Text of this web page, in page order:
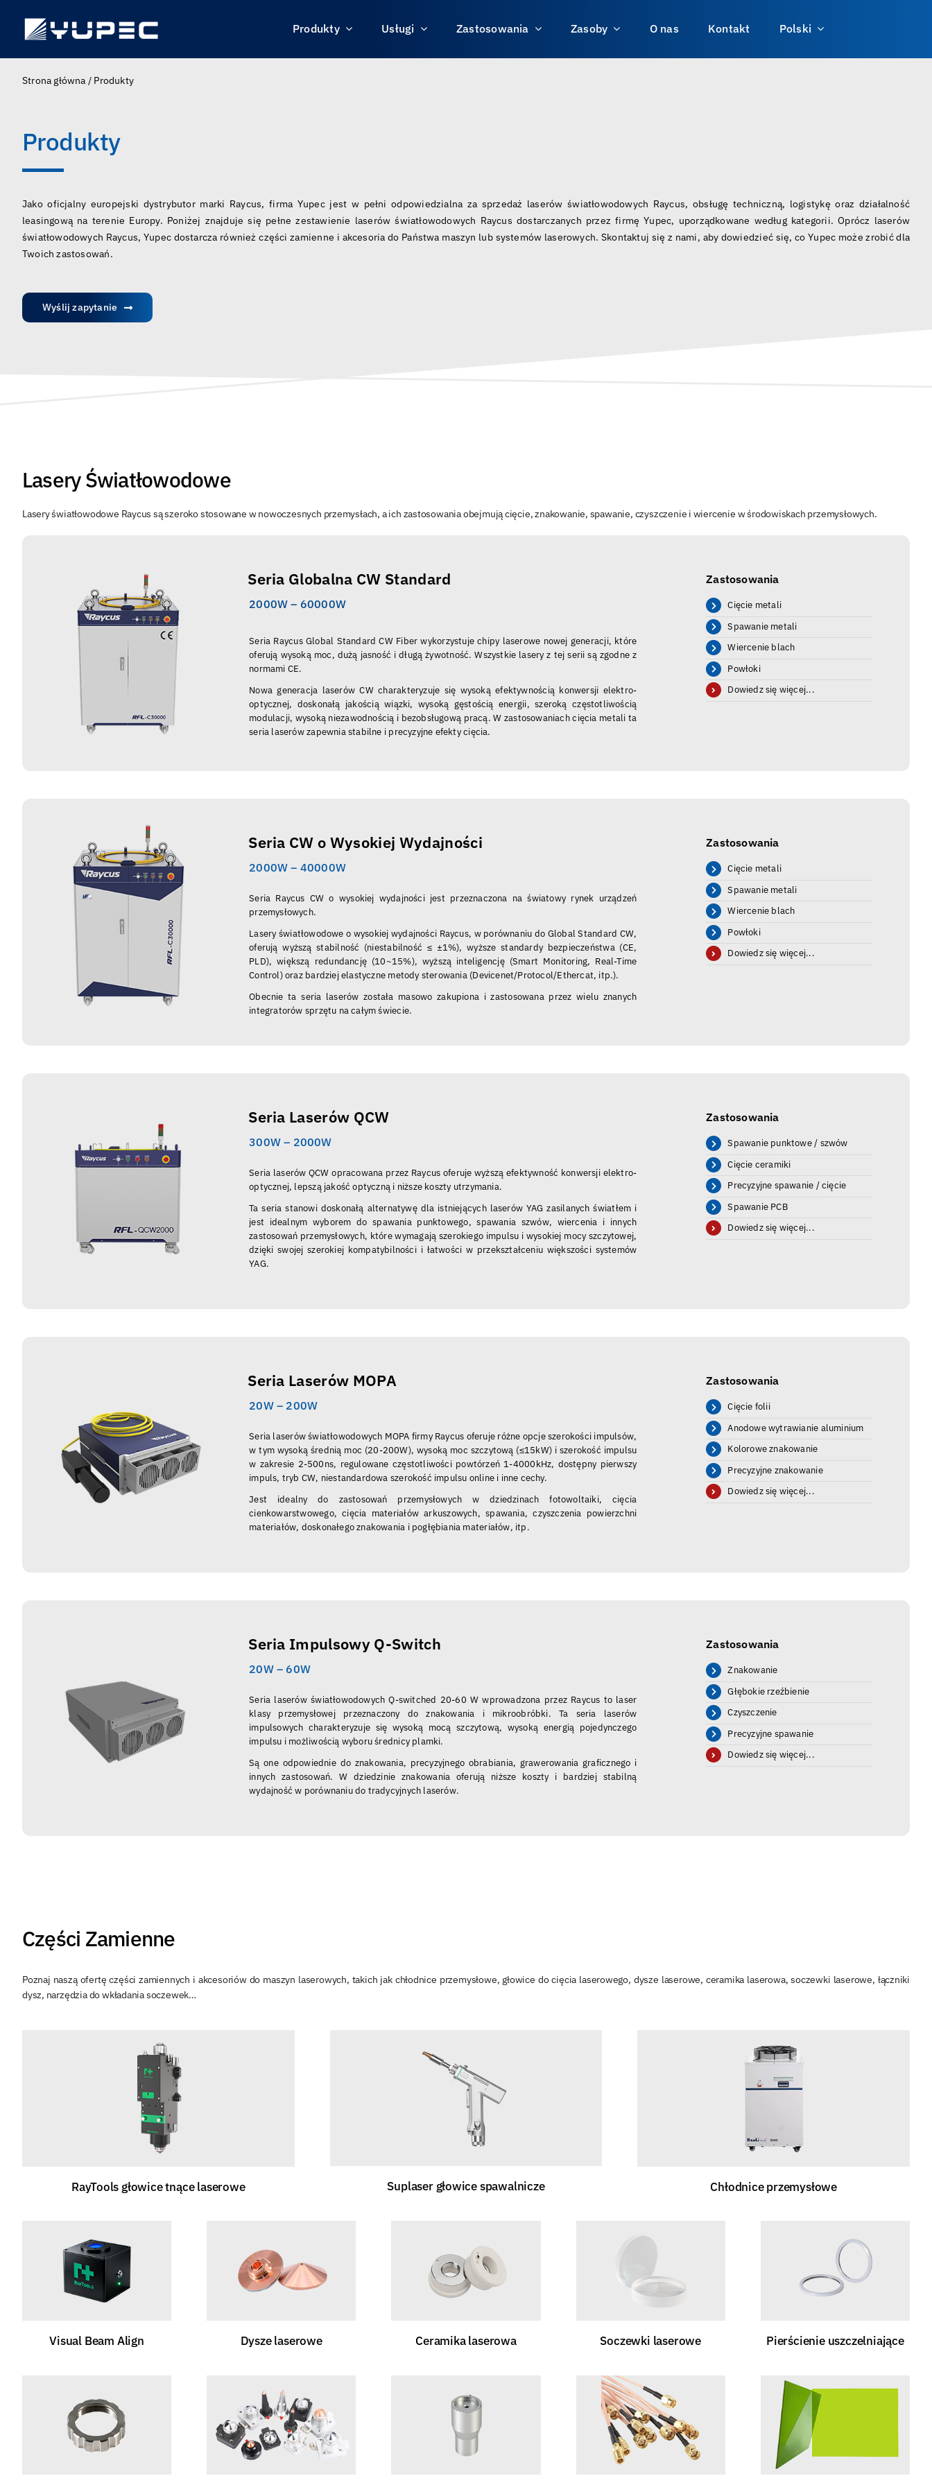
content
Produkty Usługi Zastosowania Zasoby O nas Kontakt Polski
Strona główna / Produkty
Produkty
Jako oficjalny europejski dystrybutor marki Raycus, firma Yupec jest w pełni odpowiedzialna za sprzedaż laserów światłowodowych Raycus, obsługę techniczną, logistykę oraz działalność
leasingową na terenie Europy. Poniżej znajduje się pełne zestawienie laserów światłowodowych Raycus dostarczanych przez firmę Yupec, uporządkowane według kategorii. Oprócz laserów
światłowodowych Raycus, Yupec dostarcza również części zamienne i akcesoria do Państwa maszyn lub systemów laserowych. Skontaktuj się z nami, aby dowiedzieć się, co Yupec może zrobić dla
Twoich zastosowań.
Wyślij zapytanie
Lasery Światłowodowe
Lasery światłowodowe Raycus są szeroko stosowane w nowoczesnych przemysłach, a ich zastosowania obejmują cięcie, znakowanie, spawanie, czyszczenie i wiercenie w środowiskach przemysłowych.
Seria Globalna CW Standard
2000W – 60000W
Seria Raycus Global Standard CW Fiber wykorzystuje chipy laserowe nowej generacji, które
oferują wysoką moc, dużą jasność i długą żywotność. Wszystkie lasery z tej serii są zgodne z
normami CE.
Nowa generacja laserów CW charakteryzuje się wysoką efektywnością konwersji elektro-
optycznej, doskonałą jakością wiązki, wysoką gęstością energii, szeroką częstotliwością
modulacji, wysoką niezawodnością i bezobsługową pracą. W zastosowaniach cięcia metali ta
seria laserów zapewnia stabilne i precyzyjne efekty cięcia.
Zastosowania
Cięcie metali
Spawanie metali
Wiercenie blach
Powłoki
Dowiedz się więcej...
Seria CW o Wysokiej Wydajności
2000W – 40000W
Seria Raycus CW o wysokiej wydajności jest przeznaczona na światowy rynek urządzeń
przemysłowych.
Lasery światłowodowe o wysokiej wydajności Raycus, w porównaniu do Global Standard CW,
oferują wyższą stabilność (niestabilność ≤ ±1%), wyższe standardy bezpieczeństwa (CE,
PLD), większą redundancję (10~15%), wyższą inteligencję (Smart Monitoring, Real-Time
Control) oraz bardziej elastyczne metody sterowania (Devicenet/Protocol/Ethercat, itp.).
Obecnie ta seria laserów została masowo zakupiona i zastosowana przez wielu znanych
integratorów sprzętu na całym świecie.
Zastosowania
Cięcie metali
Spawanie metali
Wiercenie blach
Powłoki
Dowiedz się więcej...
Seria Laserów QCW
300W – 2000W
Seria laserów QCW opracowana przez Raycus oferuje wyższą efektywność konwersji elektro-
optycznej, lepszą jakość optyczną i niższe koszty utrzymania.
Ta seria stanowi doskonałą alternatywę dla istniejących laserów YAG zasilanych światłem i
jest idealnym wyborem do spawania punktowego, spawania szwów, wiercenia i innych
zastosowań przemysłowych, które wymagają szerokiego impulsu i wysokiej mocy szczytowej,
dzięki swojej szerokiej kompatybilności i łatwości w przekształceniu większości systemów
YAG.
Zastosowania
Spawanie punktowe / szwów
Cięcie ceramiki
Precyzyjne spawanie / cięcie
Spawanie PCB
Dowiedz się więcej...
Seria Laserów MOPA
20W – 200W
Seria laserów światłowodowych MOPA firmy Raycus oferuje różne opcje szerokości impulsów,
w tym wysoką średnią moc (20-200W), wysoką moc szczytową (≤15kW) i szerokość impulsu
w zakresie 2-500ns, regulowane częstotliwości powtórzeń 1-4000kHz, dostępny pierwszy
impuls, tryb CW, niestandardowa szerokość impulsu online i inne cechy.
Jest idealny do zastosowań przemysłowych w dziedzinach fotowoltaiki, cięcia
cienkowarstwowego, cięcia materiałów arkuszowych, spawania, czyszczenia powierzchni
materiałów, doskonałego znakowania i pogłębiania materiałów, itp.
Zastosowania
Cięcie folii
Anodowe wytrawianie aluminium
Kolorowe znakowanie
Precyzyjne znakowanie
Dowiedz się więcej...
Seria Impulsowy Q-Switch
20W – 60W
Seria laserów światłowodowych Q-switched 20-60 W wprowadzona przez Raycus to laser
klasy przemysłowej przeznaczony do znakowania i mikroobróbki. Ta seria laserów
impulsowych charakteryzuje się wysoką mocą szczytową, wysoką energią pojedynczego
impulsu i możliwością wyboru średnicy plamki.
Są one odpowiednie do znakowania, precyzyjnego obrabiania, grawerowania graficznego i
innych zastosowań. W dziedzinie znakowania oferują niższe koszty i bardziej stabilną
wydajność w porównaniu do tradycyjnych laserów.
Zastosowania
Znakowanie
Głębokie rzeźbienie
Czyszczenie
Precyzyjne spawanie
Dowiedz się więcej...
Części Zamienne
Poznaj naszą ofertę części zamiennych i akcesoriów do maszyn laserowych, takich jak chłodnice przemysłowe, głowice do cięcia laserowego, dysze laserowe, ceramika laserowa, soczewki laserowe, łączniki
dysz, narzędzia do wkładania soczewek…
RayTools głowice tnące laserowe Suplaser głowice spawalnicze Chłodnice przemysłowe
Visual Beam Align Dysze laserowe Ceramika laserowa Soczewki laserowe Pierścienie uszczelniające